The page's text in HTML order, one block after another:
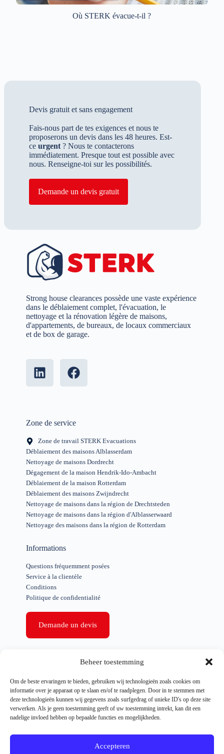
Beheer toestemming
Om de beste ervaringen te bieden, gebruiken wij technologieën zoals cookies om
informatie over je apparaat op te slaan en/of te raadplegen. Door in te stemmen met
deze technologieën kunnen wij gegevens zoals surfgedrag of unieke ID's op deze site
verwerken. Als je geen toestemming geeft of uw toestemming intrekt, kan dit een
nadelige invloed hebben op bepaalde functies en mogelijkheden.
Accepteren
Où STERK évacue-t-il ?
Devis gratuit et sans engagement
Fais-nous part de tes exigences et nous te
proposerons un devis dans les 48 heures. Est-
ce urgent ? Nous te contacterons
immédiatement. Presque tout est possible avec
nous. Renseigne-toi sur les possibilités.
Demande un devis gratuit
Strong house clearances possède une vaste expérience
dans le déblaiement complet, l'évacuation, le
nettoyage et la rénovation légère de maisons,
d'appartements, de bureaux, de locaux commerciaux
et de box de garage.
Zone de service
Zone de travail STERK Evacuations
Déblaiement des maisons Alblasserdam
Nettoyage de maisons Dordrecht
Dégagement de la maison Hendrik-Ido-Ambacht
Déblaiement de la maison Rotterdam
Déblaiement des maisons Zwijndrecht
Nettoyage de maisons dans la région de Drechtsteden
Nettoyage de maisons dans la région d'Alblasserwaard
Nettoyage des maisons dans la région de Rotterdam
Informations
Questions fréquemment posées
Service à la clientèle
Conditions
Politique de confidentialité
Demande un devis
Apurement des affaires
Effacement après le décès
Autorisation spéciale
Expulsion d'urgence